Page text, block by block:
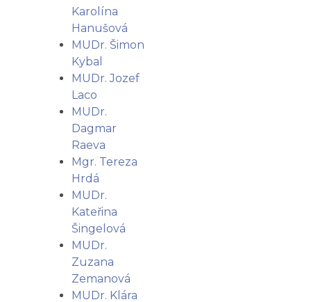
Karolína
Hanušová
MUDr. Šimon
Kybal
MUDr. Jozef
Laco
MUDr.
Dagmar
Raeva
Mgr. Tereza
Hrdá
MUDr.
Kateřina
Šingelová
MUDr.
Zuzana
Zemanová
MUDr. Klára